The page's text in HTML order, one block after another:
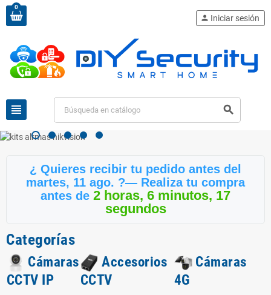
0
view_headline search
person Iniciar sesión
¿ Quieres recibir tu pedido antes del
martes, 11 ago. ?— Realiza tu compra
antes de 2 horas, 6 minutos, 17
segundos
Categorías
Cámaras
CCTV IP
Accesorios
CCTV
Cámaras
4G